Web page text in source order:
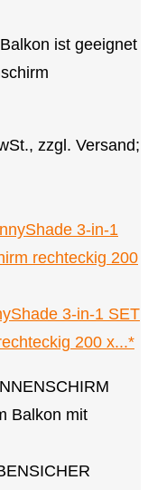
ist geeignet
zzgl. Versand;
3-in-1 SET
200 x...*
Balkon mit